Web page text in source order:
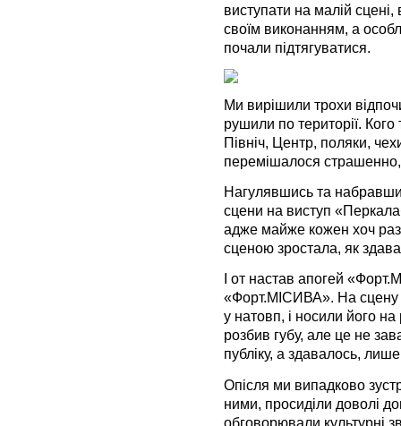
виступати на малій
своїм виконанням, а
почали підтягуватися.
Ми вирішили трохи
рушили по території.
Північ, Центр, поляки,
перемішалося
Нагулявшись та
сцени на виступ
адже майже кожен хоч раз
сценою зростала, як
І от настав апогей
«Форт.МІСИВА». На сцену
у натовп, і носили його
розбив губу, але це не
публіку, а здавалось,
Опісля ми випадково
ними, просиділи доволі
обговорювали культурні